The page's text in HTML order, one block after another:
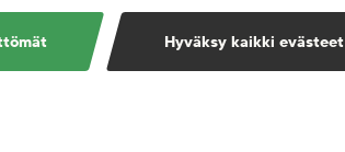
Hyväksy kaikki evästeet